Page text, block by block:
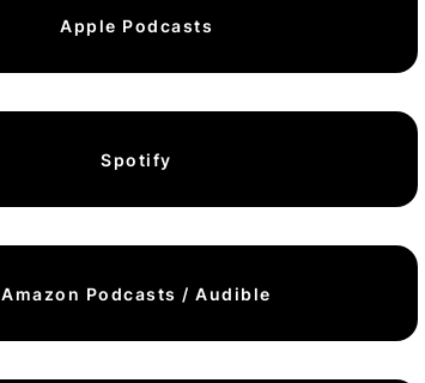
Apple Podcasts
Spotify
Amazon Podcasts / Audible